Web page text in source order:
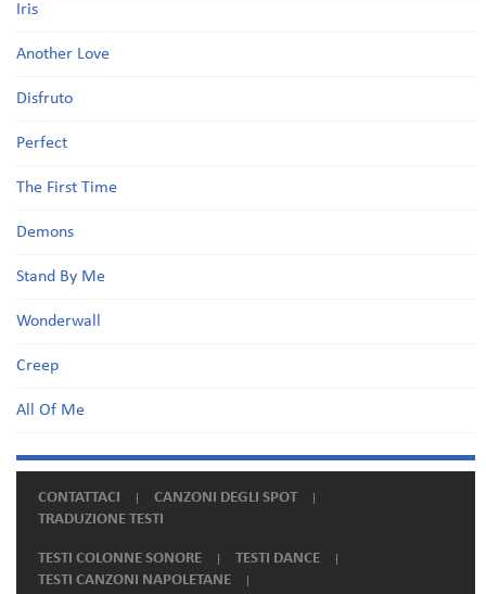
Iris
Another Love
Disfruto
Perfect
The First Time
Demons
Stand By Me
Wonderwall
Creep
All Of Me
CONTATTACI
CANZONI DEGLI SPOT
TRADUZIONE TESTI
TESTI COLONNE SONORE
TESTI DANCE
TESTI CANZONI NAPOLETANE